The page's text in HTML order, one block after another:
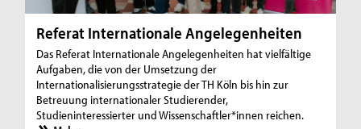
Referat Internationale Angelegenheiten
Das Referat Internationale Angelegenheiten hat vielfältige
Aufgaben, die von der Umsetzung der
Internationalisierungsstrategie der TH Köln bis hin zur
Betreuung internationaler Studierender,
Studieninteressierter und Wissenschaftler*innen reichen.